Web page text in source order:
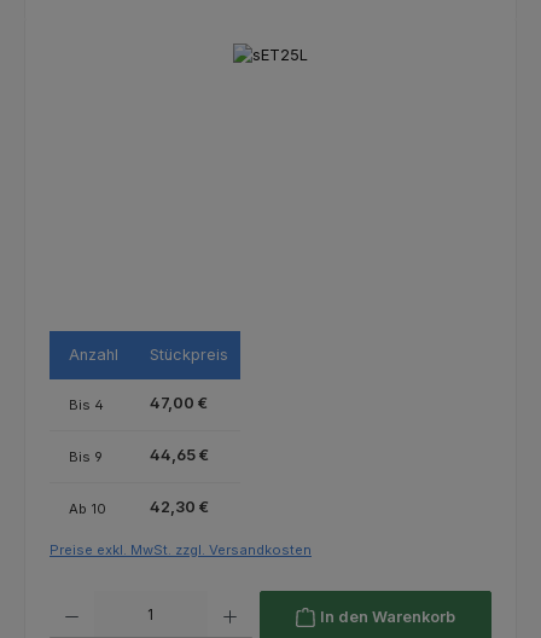
Bildergalerie überspringen
Anzahl Stückpreis
Bis 4 47,00 €
Bis 9 44,65 €
Ab 10 42,30 €
Preise exkl. MwSt. zzgl. Versandkosten
In den Warenkorb